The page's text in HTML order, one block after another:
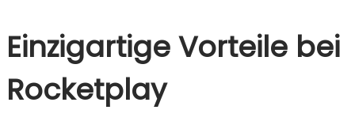
Einzigartige Vorteile bei
Rocketplay